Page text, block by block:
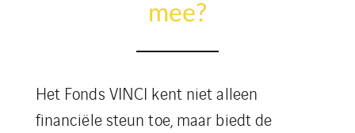
mee?
Het Fonds VINCI kent niet alleen
financiële steun toe, maar biedt de